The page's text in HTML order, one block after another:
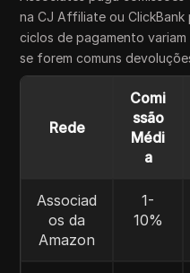
na CJ Affiliate ou
ciclos de pagamento
se forem comuns
Rede
Comi
ssão
Médi
a
Associad
os da
Amazon
1-
10%